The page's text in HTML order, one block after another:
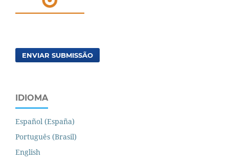
ENVIAR SUBMISSÃO
IDIOMA
Español (España)
Português (Brasil)
English